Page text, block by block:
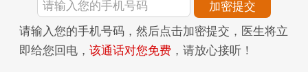
请输入您的手机号码，然后点击加密提交，医生将立
即给您回电， 该通话对您免费 ，请放心接听！